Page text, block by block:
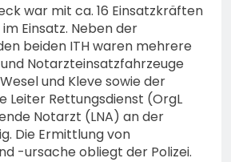
war mit ca. 16 Einsatzkräften
Einsatz. Neben der
beiden ITH waren mehrere
Notarzteinsatzfahrzeuge
und Kleve sowie der
Leiter Rettungsdienst (OrgL
Notarzt (LNA) an der
Die Ermittlung von
-ursache obliegt der Polizei.